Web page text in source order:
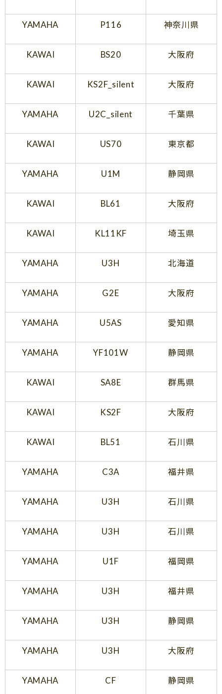
YAMAHA P116 神奈川県
KAWAI BS20 大阪府
KAWAI KS2F_silent 大阪府
YAMAHA U2C_silent 千葉県
KAWAI US70 東京都
YAMAHA U1M 静岡県
KAWAI BL61 大阪府
KAWAI KL11KF 埼玉県
YAMAHA U3H 北海道
YAMAHA G2E 大阪府
YAMAHA U5AS 愛知県
YAMAHA YF101W 静岡県
KAWAI SA8E 群馬県
KAWAI KS2F 大阪府
KAWAI BL51 石川県
YAMAHA C3A 福井県
YAMAHA U3H 石川県
YAMAHA U3H 石川県
YAMAHA U1F 福岡県
YAMAHA U3H 福井県
YAMAHA U3H 静岡県
YAMAHA U3H 大阪府
YAMAHA CF 静岡県